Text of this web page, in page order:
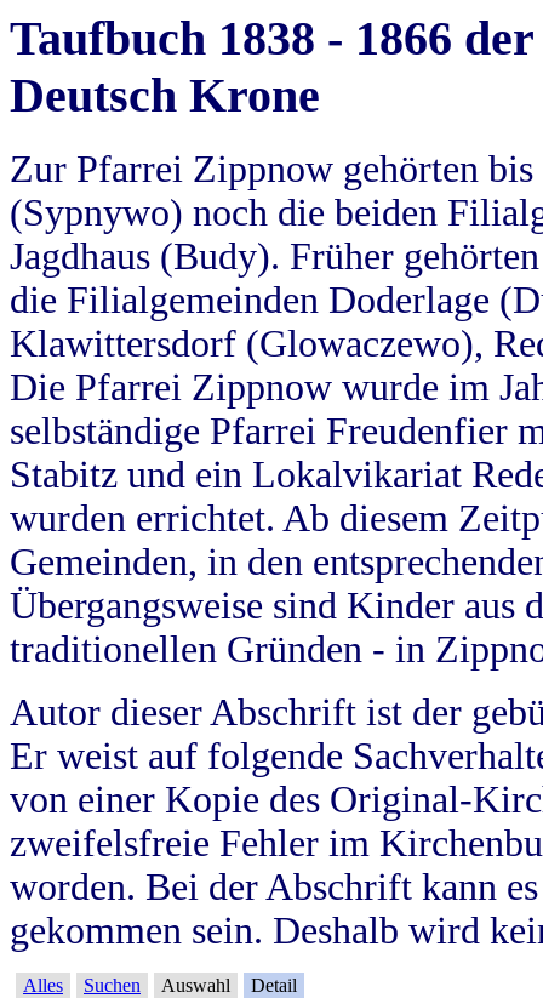
Taufbuch 1838 - 1866
Deutsch Krone
Zur Pfarrei Zippnow gehörten
(Sypnywo) noch die beiden
Jagdhaus (Budy). Früher
die Filialgemeinden Doderlage
Klawittersdorf (Glowaczewo),
Die Pfarrei Zippnow wurde im
selbständige Pfarrei Freudenfier
Stabitz und ein Lokalvikariat
wurden errichtet. Ab diesem
Gemeinden, in den
Übergangsweise sind Kinder aus
traditionellen Gründen - in
Autor dieser Abschrift ist der
Er weist auf folgende
von einer Kopie des Original-
zweifelsfreie Fehler im
worden. Bei der Abschrift kann
gekommen sein. Deshalb wird
Alles Suchen Auswahl Detail